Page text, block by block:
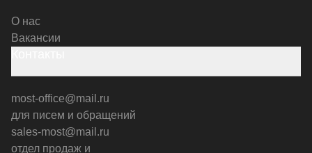
О нас
Вакансии
most-office@mail.ru
для писем и обращений
sales-most@mail.ru
отдел продаж и